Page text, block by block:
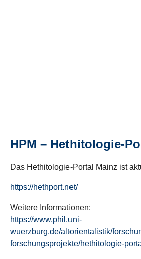
HPM – Hethitologie-
Das Hethitologie-Portal Mainz ist
https://hethport.net/
Weitere Informationen:
https://www.phil.uni-
wuerzburg.de/altorientalistik/
forschungsprojekte/hethitologie-